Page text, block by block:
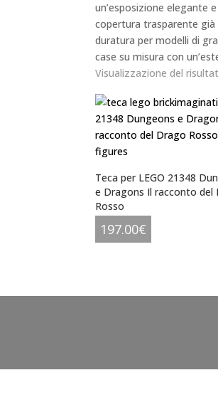
un’esposizione elegante
copertura trasparente
duratura per modelli di
case su misura con
Visualizzazione del
Teca per LEGO 21348
e Dragons Il racconto del
Rosso
197.00€